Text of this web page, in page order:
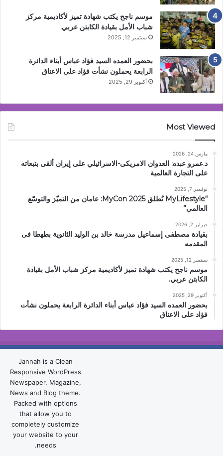
موسم ناجح يكتب شهادة تميز لأكاديمية مركز
شباب الأمل بقيادة الكابتن عربي.
سبتمبر 12, 2025
بحضور العمده السيد فؤاد عباس أبناء الدائرة
الرابعة يحملون نشأت فؤاد على الاعناق
أكتوبر 29, 2025
Most Viewed
مارس 24, 2026
د.عمرو عبده: العدوان الامريكى-الاسرائيلي على إيران ألقى بتبعاته
على التجارة العالمية
نوفمبر 7, 2025
“MyLifestyle تُطلق MyCon 2025: عامان من التميّز والتوسّع
العالمي”
فبراير 2, 2026
بقيادة مصطفى إسماعيل مدرسة خالد بن الوليد الثانوية بطهطا فى
المقدمه
سبتمبر 12, 2025
موسم ناجح يكتب شهادة تميز لأكاديمية مركز شباب الأمل بقيادة
الكابتن عربي.
أكتوبر 29, 2025
بحضور العمده السيد فؤاد عباس أبناء الدائرة الرابعة يحملون نشأت
فؤاد على الاعناق
Jannah is a Clean
Responsive WordPress
Newspaper, Magazine,
News and Blog theme.
Packed with options
that allow you to
completely customize
your website to your
needs.